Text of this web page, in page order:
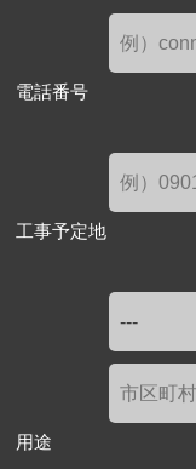
電話番号
工事予定地
用途